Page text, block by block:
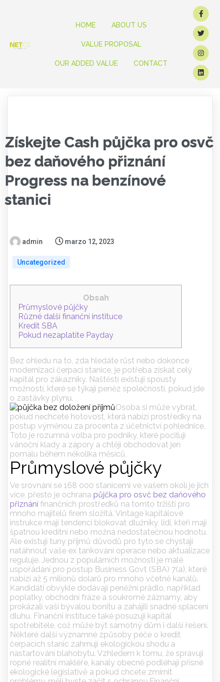
HOME ABOUT US
VALUE PROPOSAL
OUR ADDED VALUE CONTACT
Získejte Cash půjčka pro osvč
bez daňového přiznání
Progress na benzínové
stanici
admin marzo 12, 2023
Uncategorized
Obsah
Průmyslové půjčky
Různé další finanční instituce
Kredit SBA
Pokud nezaplatíte Payday
Bez ohledu na to, zda hledáte růst nebo dokonce
modernizaci čerpací stanice, je potřeba získat celý
kapitál pro zákazníky. Naštěstí existují spousty
možností, které se týkají peněz společnosti, pokud jde
o zastávky plynu.
Osoba si může vybrat,
pokud nechcete hotovost, která nabízí prostředky na
postup výměnou za procenta z účetnictví pohlednice.
Toto je rozumná volba pro podniky, které pociťují
vánoční klady a zápory a chtějí obchodovat jen
pomalu během několika měsíců.
Průmyslové půjčky
Ve srovnání se 168 000 stanicemi ve vašem okolí je jich
více, přesto je ochrana půjčka pro osvč bez daňového
přiznání finančních prostředků na tomto tržišti pro
mnoho majitelů firem složitá. Vintage kapitálové
instrukce mají tendenci blokovat dlužníky, lidi, kteří mají
špatnou kreditní nebo možná nedostatečnou hodnotu.
Ale existují tuny příjmů důvodů pro tyto se chystají
natáhnout vaše ex tankování operace nebo aktualizace
reguluje. Jednou z populárních možností je malé
uspořádání pro postup Business Govt (SBA) 7(a), které
nabízí až 5 milionů dolarů pro mnoho včetně kanálů.
Kandidáti obvykle dodávají peněžní prádlo, například
poplatky, obchodní fráze a soukromé záznamy, aby
prokázali vaši bývalou bonitu a zahájili snadné splacení
dluhu. Finanční instituce také posuzují kapitál
spotřebitele, což může být samotný dům i další řešení.
Některé další významné způsoby péče o kredit
čerpacích stanic zahrnují ekologickou shodu a
nastartování blahobytu. Vzhledem k tomu, že spravují
ropné realitní makléře, kanály obecně podléhají přísné
ekologické legislativě a pokud chcete zmírnit